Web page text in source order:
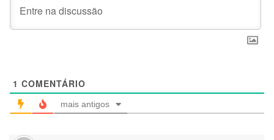
1 COMENTÁRIO
mais antigos